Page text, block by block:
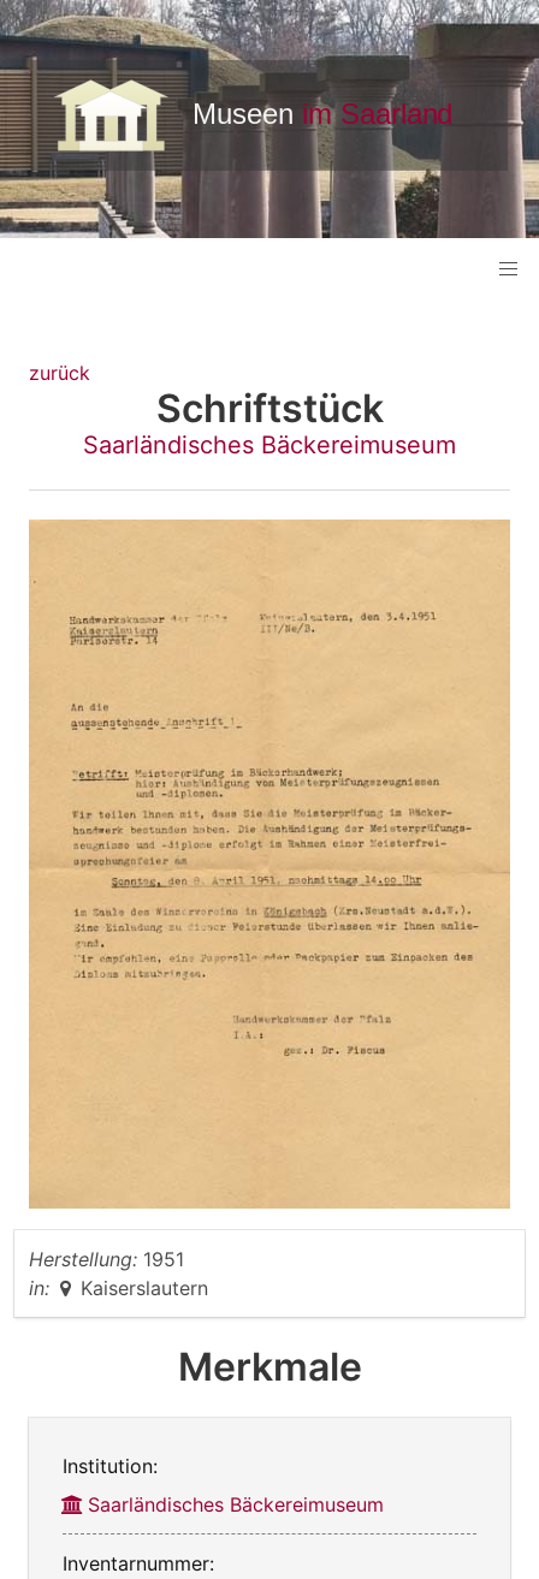
zurück
Schriftstück
Saarländisches Bäckereimuseum
Herstellung: 1951
in:
Kaiserslautern
Merkmale
Institution:
Saarländisches Bäckereimuseum
Inventarnummer: